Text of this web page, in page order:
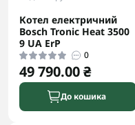
Котел електричний
Bosch Tronic Heat 3500
9 UA ErP
0
49 790.00 ₴
До кошика